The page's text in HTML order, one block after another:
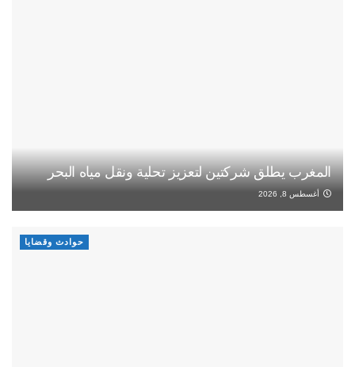
المغرب يطلق شركتين لتعزيز تحلية ونقل مياه البحر
أغسطس 8, 2026
حوادث وقضايا